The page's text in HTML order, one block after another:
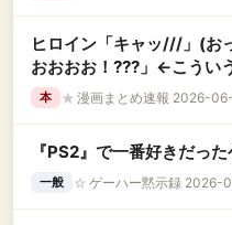
ヒロイン「キャッ///」(お
おおおお！???」←こうい
本 ★ 漫画まとめ速報 2026-
『PS2』で一番好きだっ
一般 ☆ ゲーハー黙示録 2026-